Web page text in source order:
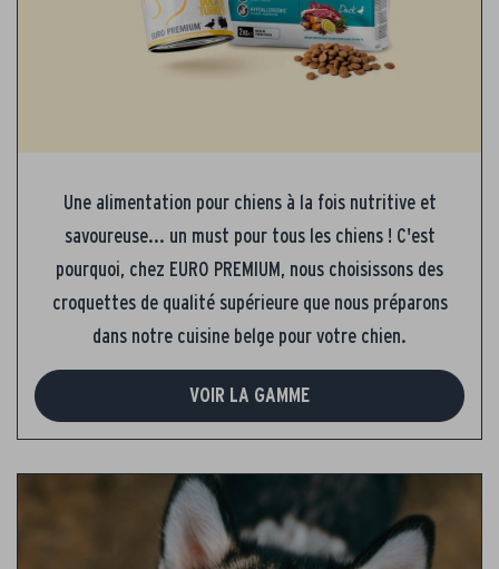
Une alimentation pour chiens à la fois nutritive et
savoureuse... un must pour tous les chiens ! C'est
pourquoi, chez EURO PREMIUM, nous choisissons des
croquettes de qualité supérieure que nous préparons
dans notre cuisine belge pour votre chien.
VOIR LA GAMME